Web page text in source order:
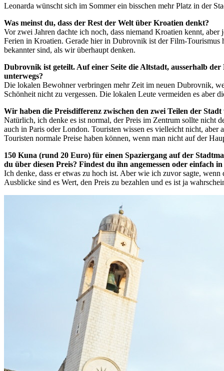
Leonarda wünscht sich im Sommer ein bisschen mehr Platz in der
Was meinst du, dass der Rest der Welt über Kroatien denkt?
Vor zwei Jahren dachte ich noch, dass niemand Kroatien kennt,
Ferien in Kroatien. Gerade hier in Dubrovnik ist der Film-Tourismus
bekannter sind, als wir überhaupt denken.
Dubrovnik ist geteilt. Auf einer Seite die Altstadt, ausserhalb
unterwegs?
Die lokalen Bewohner verbringen mehr Zeit im neuen Dubrovnik,
Schönheit nicht zu vergessen. Die lokalen Leute vermeiden es aber
Wir haben die Preisdifferenz zwischen den zwei Teilen der
Natürlich, ich denke es ist normal, der Preis im Zentrum sollte nicht
auch in Paris oder London. Touristen wissen es vielleicht nicht, aber
Touristen normale Preise haben können, wenn man nicht auf der
150 Kuna (rund 20 Euro) für einen Spaziergang auf der
du über diesen Preis? Findest du ihn angemessen oder einfach
Ich denke, dass er etwas zu hoch ist. Aber wie ich zuvor sagte,
Ausblicke sind es Wert, den Preis zu bezahlen und es ist ja